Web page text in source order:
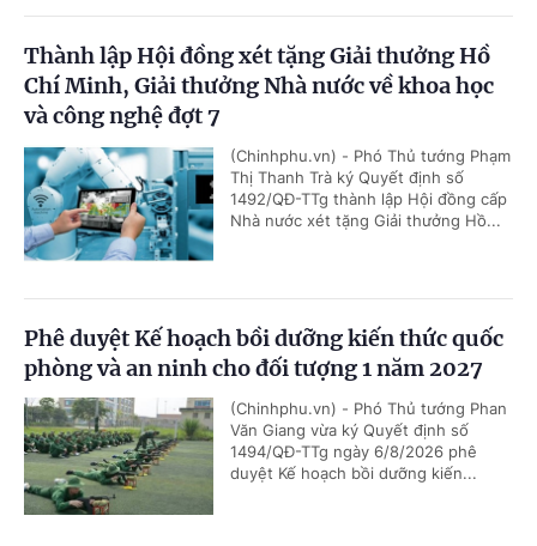
Thành lập Hội đồng xét tặng Giải thưởng Hồ
Chí Minh, Giải thưởng Nhà nước về khoa học
và công nghệ đợt 7
(Chinhphu.vn) - Phó Thủ tướng Phạm
Thị Thanh Trà ký Quyết định số
1492/QĐ-TTg thành lập Hội đồng cấp
Nhà nước xét tặng Giải thưởng Hồ...
Phê duyệt Kế hoạch bồi dưỡng kiến thức quốc
phòng và an ninh cho đối tượng 1 năm 2027
(Chinhphu.vn) - Phó Thủ tướng Phan
Văn Giang vừa ký Quyết định số
1494/QĐ-TTg ngày 6/8/2026 phê
duyệt Kế hoạch bồi dưỡng kiến...